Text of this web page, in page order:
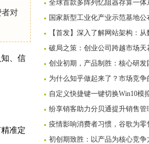
者对
、信
准定
全球首款多阵列忆阻器存算一体
国家新型工业化产业示范基地公
【首发】深入了解网站架构：
破局之策：创业公司跨越市场天
创业初期，产品制胜：核心研发
为什么知乎做起来了？市场竞争
自定义快捷键一键切换Win10模
纷享销客助力分贝通提升销售管
疫情影响消费者习惯，谷歌为
初创期致胜：以产品为核心竞争